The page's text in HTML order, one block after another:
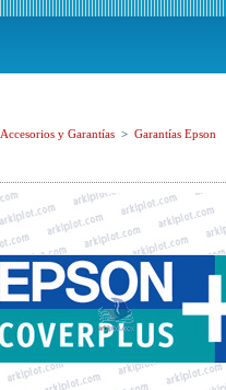
Accesorios y Garantías > Garantías Epson